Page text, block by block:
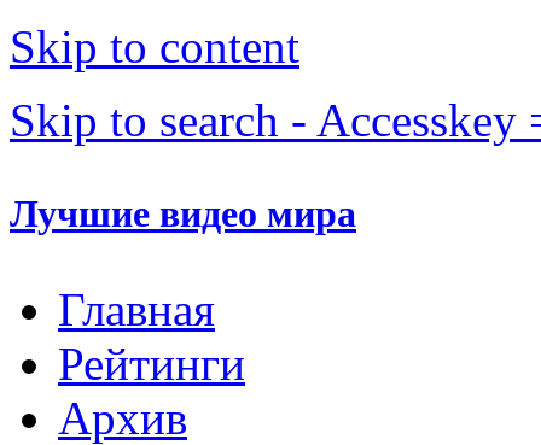
Skip to content
Skip to search - Accesskey
Лучшие видео мира
Главная
Рейтинги
Архив